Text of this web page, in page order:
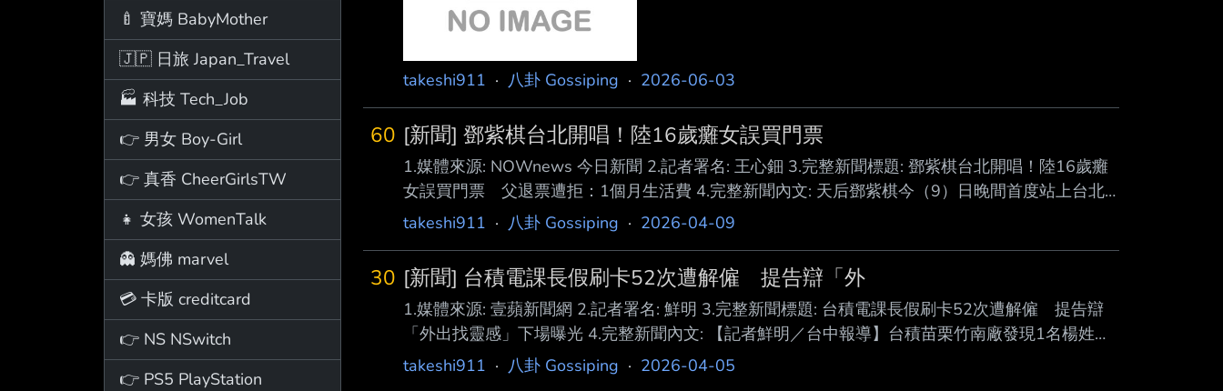
🍼 寶媽 BabyMother
🇯🇵 日旅 Japan_Travel
🏭 科技 Tech_Job
👉 男女 Boy-Girl
👉 真香 CheerGirlsTW
👧 女孩 WomenTalk
👻 媽佛 marvel
💳 卡版 creditcard
👉 NS NSwitch
👉 PS5 PlayStation
takeshi911 · 八卦 Gossiping · 2026-06-03
60 [新聞] 鄧紫棋台北開唱！陸16歲癱女誤買門票
1.媒體來源: NOWnews 今日新聞 2.記者署名: 王心鈿 3.完整新聞標題: 鄧紫棋台北開唱！陸16歲癱
女誤買門票 父退票遭拒：1個月生活費 4.完整新聞內文: 天后鄧紫棋今（9）日晚間首度站上台北
大巨蛋開唱，舉辦《G.E.M. 鄧紫棋I AM GLORIA 世界巡迴演唱會2.0—台北站》，4場門票開賣即秒
日於售票平台「摩天輪」，誤 買了一張要價2000元人民幣（約9000元台幣）的門票，家屬發現後
急忙想退
takeshi911 · 八卦 Gossiping · 2026-04-09
30 [新聞] 台積電課長假刷卡52次遭解僱 提告辯「外
1.媒體來源: 壹蘋新聞網 2.記者署名: 鮮明 3.完整新聞標題: 台積電課長假刷卡52次遭解僱 提告辯
「外出找靈感」下場曝光 4.完整新聞內文: 【記者鮮明／台中報導】台積苗栗竹南廠發現1名楊姓課
長多次以「反向刷卡」方式偽造 門禁紀錄，跑到健身房、甚至離開廠區，遂依工作規定將他解聘；
takeshi911 · 八卦 Gossiping · 2026-04-05